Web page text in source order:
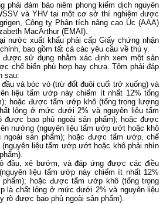
phải đảm bảo niêm phong kiểm dịch nguyên
và YHV tại một cơ sở thí nghiệm được
Công ty Phân tích nâng cao Úc (AAA)
MacArthur (EMAI).
nước xuất khẩu phải cấp Giấy chứng nhận
bao gồm tất cả các yêu cầu về thú y.
sử dụng nhằm xác định xem một sản
chế biến phù hợp hay chưa. Tôm phải đáp
sau:
và bóc vỏ (trừ đốt đuôi cuối trở xuống) và
liệu tẩm ướp này chiếm ít nhất 12% tổng
hoặc được tẩm ướp khô (tổng trọng lượng
lỏng ở mức dưới 2% và nguyên liệu tẩm
bao phủ ngoài sản phẩm); hoặc được
nướng (nguyên liệu tẩm ướp ướt hoặc khô
ngoài sản phẩm); hoặc được tẩm ướp, chế
(nguyên liệu tẩm ướp ướt hoặc khô phải nhìn
đầu, xẻ bướm, và đáp ứng được các điều
liệu tẩm ướp này chiếm ít nhất 12%
hoặc được tẩm ướp khô (tổng trọng
là chất lỏng ở mức dưới 2% và nguyên liệu
rõ được bao phủ ngoài sản phẩm).